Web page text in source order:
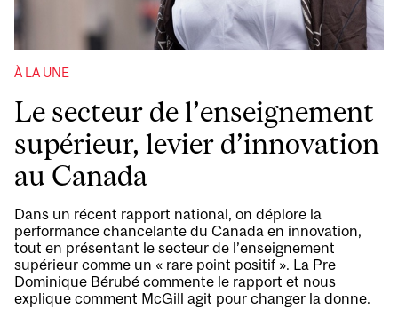
À LA UNE
Le secteur de l’enseignement
supérieur, levier d’innovation
au Canada
Dans un récent rapport national, on déplore la
performance chancelante du Canada en innovation,
tout en présentant le secteur de l’enseignement
supérieur comme un « rare point positif ». La Pre
Dominique Bérubé commente le rapport et nous
explique comment McGill agit pour changer la donne.